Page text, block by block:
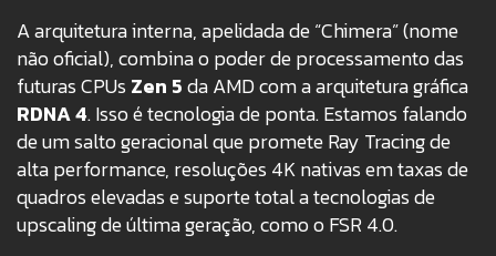
A arquitetura interna, apelidada de “Chimera” (nome
não oficial), combina o poder de processamento das
futuras CPUs Zen 5da AMD com a arquitetura gráfica
RDNA 4. Isso é tecnologia de ponta. Estamos falando
de um salto geracional que promete Ray Tracing de
alta performance, resoluções 4K nativas em taxas de
quadros elevadas e suporte total a tecnologias de
upscaling de última geração, como o FSR 4.0.